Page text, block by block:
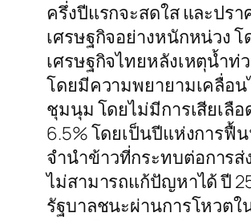
ครึ่งปีแรกจะสดใส และปร
เศรษฐกิจอย่างหนักหน่วง
เศรษฐกิจไทยหลังเหตุน้ำ
โดยมีความพยายามเคลื่อ
ชุมนุม โดยไม่มีการเสียเลื
6.5% โดยเป็นปีแห่งการฟื้
จำนำข้าวที่กระทบต่อการ
ไม่สามารถแก้ปัญหาได้ ปี
รัฐบาลชนะผ่านการโหวตใ